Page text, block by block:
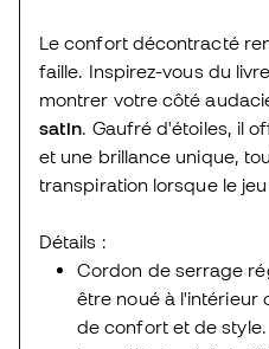
Le confort décontracté
faille. Inspirez-vous du
montrer votre côté
satin. Gaufré d'étoiles, il
et une brillance unique,
transpiration lorsque le
Détails :
Cordon de serrage
être noué à l'intérieur
de confort et de style.